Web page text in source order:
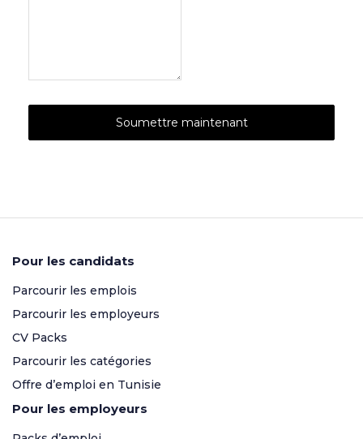
Pour les candidats
Parcourir les emplois
Parcourir les employeurs
CV Packs
Parcourir les catégories
Offre d’emploi en Tunisie
Pour les employeurs